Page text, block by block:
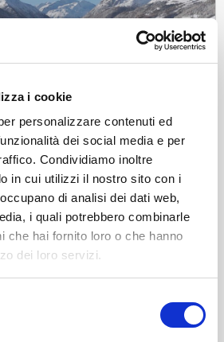
i cookie
personalizzare contenuti ed
dei social media e per
Condividiamo inoltre
in cui utilizzi il nostro sito con i
di analisi dei dati web,
i quali potrebbero combinarle
che hai fornito loro o che hanno
dei loro servizi.
si fa leggenda
di Livigno e inizia una stagione
internazionali e l'attesa per Milano